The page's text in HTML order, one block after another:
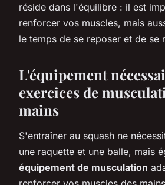
réside dans l'équilibre : il est
renforcer vos muscles, mais
le temps de se reposer et de se
L'équipement
exercices de
mains
S'entraîner au squash ne
une raquette et une balle, mais
équipement de musculation